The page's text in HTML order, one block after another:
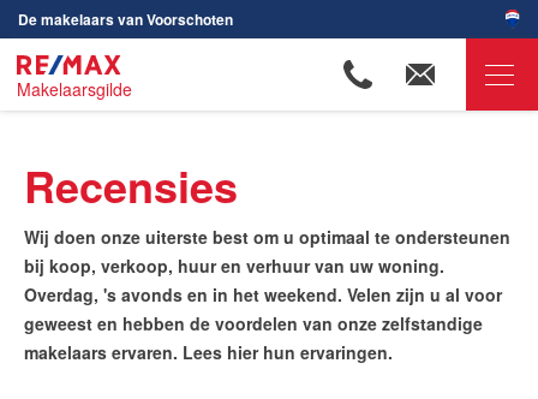
De makelaars van Voorschoten
Makelaarsgilde
Ons aanbod
Onze makelaars
Wijken in Voorschoten
Huis verkopen
Huis kopen
Recensies
Wij doen onze uiterste best om u optimaal te ondersteunen
bij koop, verkoop, huur en verhuur van uw woning.
Overdag, 's avonds en in het weekend. Velen zijn u al voor
geweest en hebben de voordelen van onze zelfstandige
makelaars ervaren. Lees hier hun ervaringen.